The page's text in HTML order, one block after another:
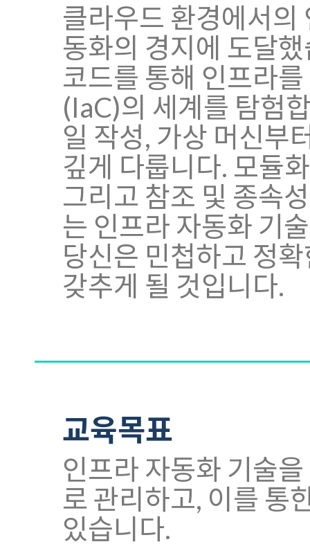
클라우드 환경에서의
동화의 경지에 도달
코드를 통해 인프라
(IaC)의 세계를 탐험
일 작성, 가상 머신부
깊게 다룹니다. 모듈
그리고 참조 및 종속
는 인프라 자동화 기
당신은 민첩하고 정
갖추게 될 것입니다.
교육목표
인프라 자동화 기술
로 관리하고, 이를 통
있습니다.